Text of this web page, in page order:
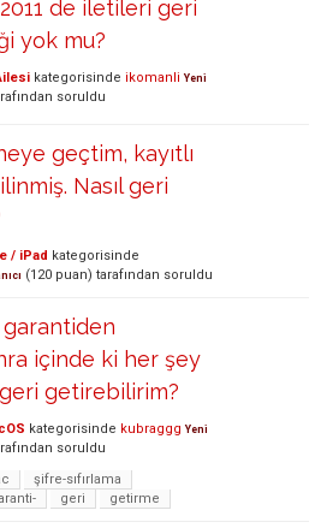
de iletileri geri
yok mu?
kategorisinde ikomanli Yeni
soruldu
geçtim, kayıtlı
Nasıl geri
/ iPad kategorisinde
(120 puan) tarafından soruldu
içinde ki her şey
getirebilirim?
kategorisinde kubraggg Yeni
soruldu
şifre-sıfırlama
geri getirme